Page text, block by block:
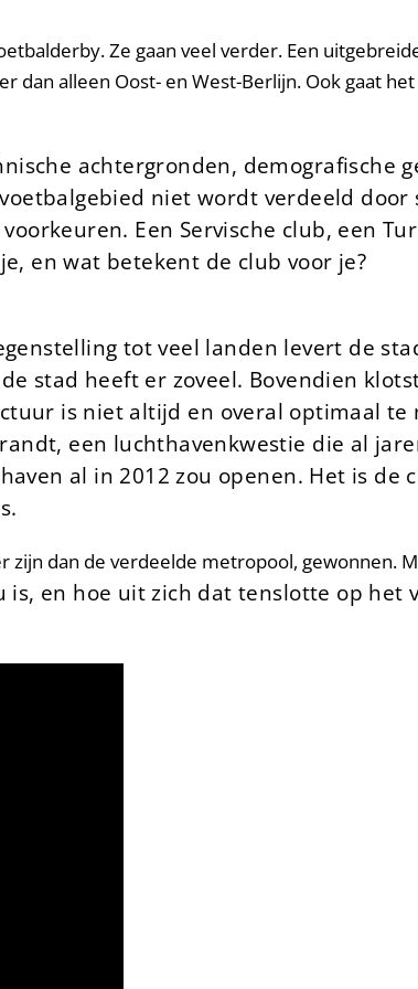
Ze gaan veel verder. Een
dan alleen Oost- en West-Berlijn. Ook gaat
achtergronden, demografische
niet wordt verdeeld door
Een Servische club, een
en wat betekent de club voor je?
tot veel landen levert de
stad heeft er zoveel. Bovendien
is niet altijd en overal optimaal te
een luchthavenkwestie die al
al in 2012 zou openen. Het is de
dan de verdeelde metropool, gewonnen.
en hoe uit zich dat tenslotte op het